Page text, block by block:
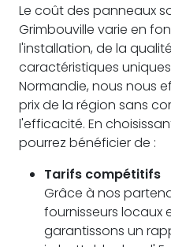
Le coût des panneaux
Grimbouville varie en
l'installation, de la
caractéristiques
Normandie, nous nous
prix de la région sans
l'efficacité. En
pourrez bénéficier de :
Tarifs compétitifs
Grâce à nos
fournisseurs locaux
garantissons un